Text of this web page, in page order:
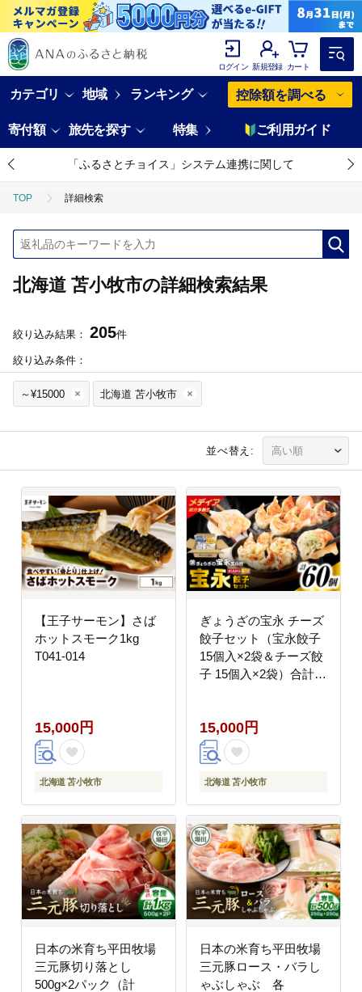
ログイン 新規登録 カート
カテゴリ 地域 ランキング 控除額を調べる
寄付額 旅先を探す 特集 ご利用ガイド
「ふるさとチョイス」システム連携に関して
TOP 詳細検索
北海道 苫小牧市の詳細検索結果
絞り込み結果： 205件
絞り込み条件：
～¥15000 北海道 苫小牧市
並べ替え:
【王子サーモン】さば
ホットスモーク1kg
T041-014
15,000円
北海道 苫小牧市
ぎょうざの宝永 チーズ
餃子セット（宝永餃子
15個入×2袋＆チーズ餃
子 15個入×2袋）合計
15,000円
北海道 苫小牧市
日本の米育ち平田牧場
三元豚切り落とし
500g×2パック（計
日本の米育ち平田牧場
三元豚ロース・バラし
ゃぶしゃぶ 各